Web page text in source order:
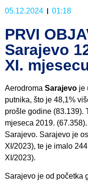
05.12.2024 01:18
PRVI
Sarajevo
XI.
Aerodroma Sarajevo je
putnika, što je 48,1%
prošle godine (83.139).
mjeseca 2019.
Sarajevo. Sarajevo je
XI/2023), te je imalo
XI/2023).
Sarajevo je od početka